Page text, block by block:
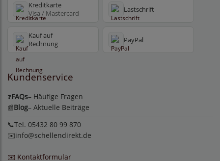
Kreditkarte
Visa / Mastercard Lastschrift
Kauf auf
Rechnung
PayPal
Kundenservice
❓FAQs– Häufige Fragen
📰Blog– Aktuelle Beiträge
📞Tel. 05432 80 99 870
✉️info@schellendirekt.de
✉️ Kontaktformular